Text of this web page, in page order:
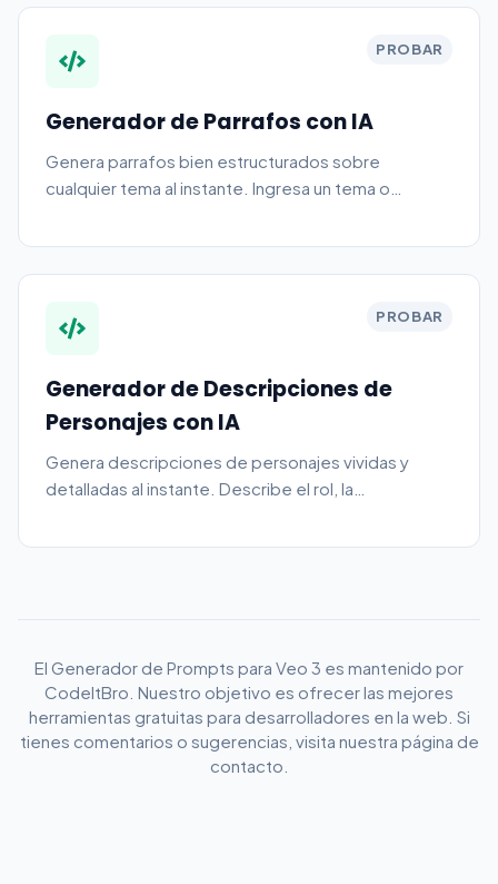
una proporción. Obtén un prompt acabado que
PROBAR
Generador de Parrafos con IA
Genera parrafos bien estructurados sobre
cualquier tema al instante. Ingresa un tema o
en ensayos, articulos o contenido. Gratis, sin
PROBAR
Generador de Descripciones de
Personajes con IA
Genera descripciones de personajes vividas y
detalladas al instante. Describe el rol, la
obtener un retrato fisico y de personalidad
El Generador de Prompts para Veo 3 es mantenido por
CodeItBro. Nuestro objetivo es ofrecer las mejores
herramientas gratuitas para desarrolladores en la web. Si
tienes comentarios o sugerencias, visita nuestra página de
contacto.